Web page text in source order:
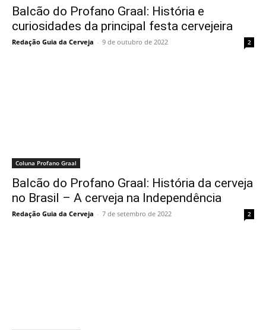
Balcão do Profano Graal: História e
curiosidades da principal festa cervejeira
Redação Guia da Cerveja - 9 de outubro de 2022 2
Coluna Profano Graal
Balcão do Profano Graal: História da cerveja
no Brasil – A cerveja na Independência
Redação Guia da Cerveja - 7 de setembro de 2022 2